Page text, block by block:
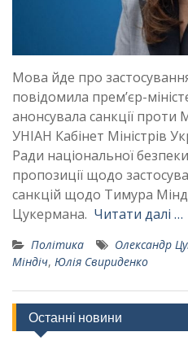
Мова йде про
повідомила прем’єр-
анонсувала санкції проти
УНІАН Кабінет Міністрів
Ради національної
пропозиції щодо
санкцій щодо Тимура
Цукермана. Читати далі …
Політика Олександр
Міндіч, Юлія Свириденко
Останні новини